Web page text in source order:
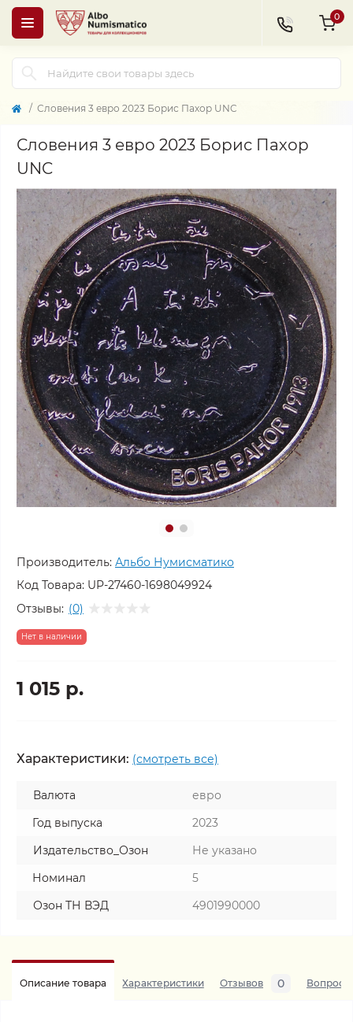
0
Словения 3 евро 2023 Борис Пахор UNC
Словения 3 евро 2023 Борис Пахор
UNC
Производитель: Альбо Нумисматико
Код Товара: UP-27460-1698049924
Отзывы: (0)
Нет в наличии
1 015 р.
Характеристики: (смотреть все)
Валюта
евро
Год выпуска
2023
Издательство_Озон
Не указано
Номинал
5
Озон ТН ВЭД
4901990000
Описание товара Характеристики Отзывов 0 Вопросы